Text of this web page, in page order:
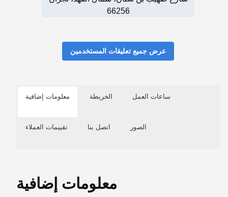
66256
عرض جميع تعليقات المستخدمين
معلومات إضافية الخريطة ساعات العمل
تقييمات العملاء اتصل بنا الصور
معلومات إضافية